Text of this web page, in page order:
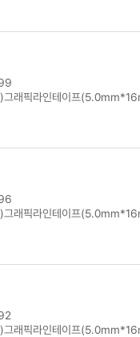
)그래픽라인테이프
)그래픽라인테이프
)그래픽라인테이프